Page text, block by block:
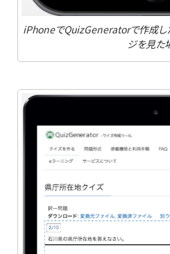
iPhoneでQuizGeneratorで作成し
ジを見た